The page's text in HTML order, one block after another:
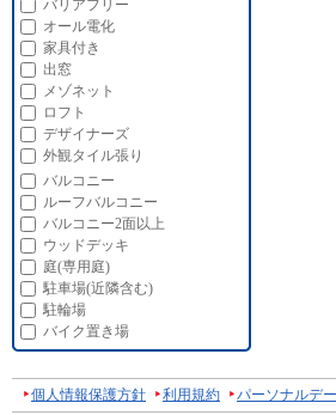
バリアフリー
オール電化
家具付き
出窓
メゾネット
ロフト
デザイナーズ
外観タイル張り
バルコニー
ルーフバルコニー
バルコニー2面以上
ウッドデッキ
庭(専用庭)
駐車場(近隣含む)
駐輪場
バイク置き場
個人情報保護方針 利用規約 パーソナルデ